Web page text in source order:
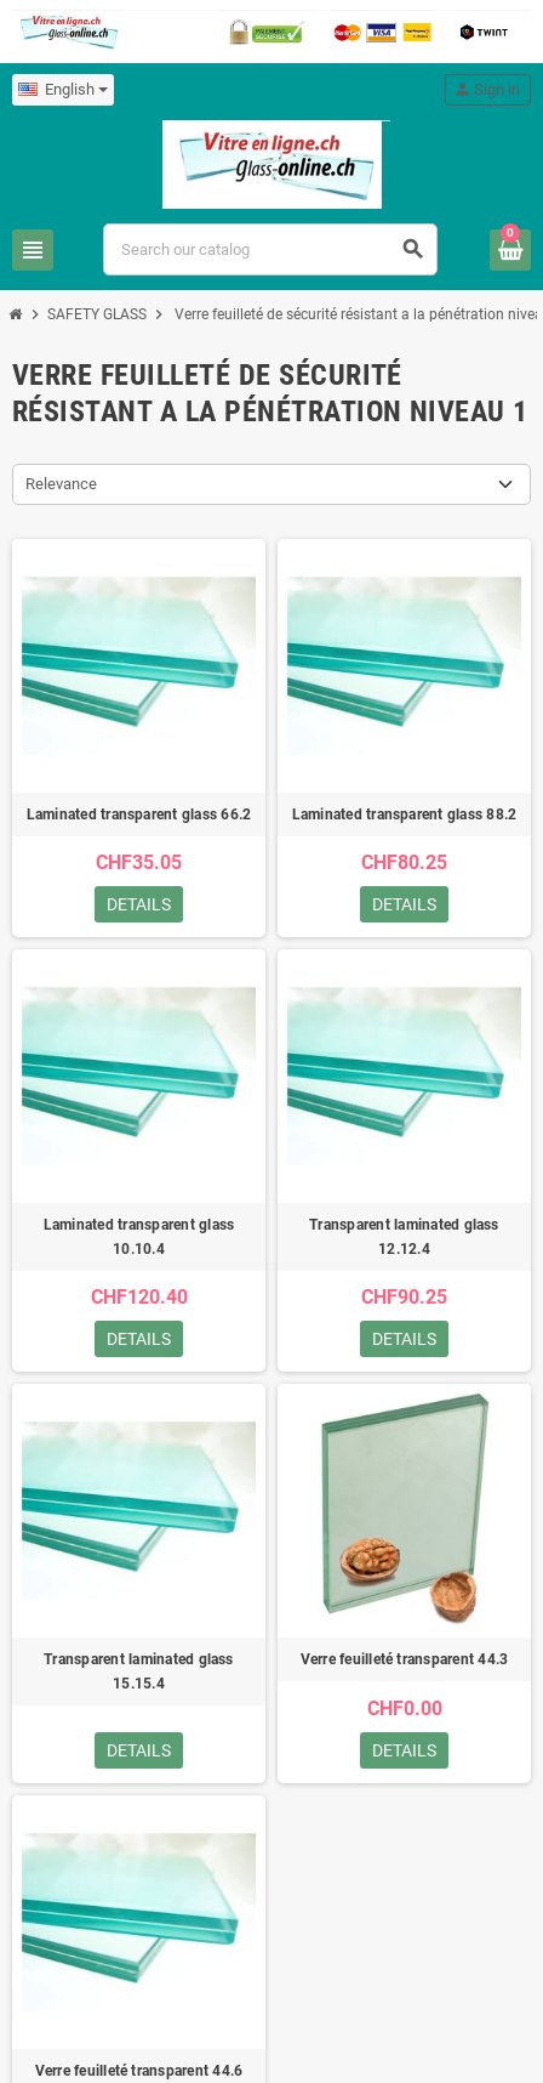
English
view_headline search
person Sign in
0
chevron_right SAFETY GLASS chevron_right Verre feuilleté de sécurité résistant a la pénétration
VERRE FEUILLETÉ DE SÉCURITÉ
RÉSISTANT A LA PÉNÉTRATION NIVEAU 1
Relevance
Laminated transparent glass 66.2
CHF35.05
DETAILS
Laminated transparent glass 88.2
CHF80.25
DETAILS
Laminated transparent glass
10.10.4
CHF120.40
DETAILS
Transparent laminated glass
12.12.4
CHF90.25
DETAILS
Transparent laminated glass
15.15.4
DETAILS
Verre feuilleté transparent 44.3
CHF0.00
DETAILS
Verre feuilleté transparent 44.6